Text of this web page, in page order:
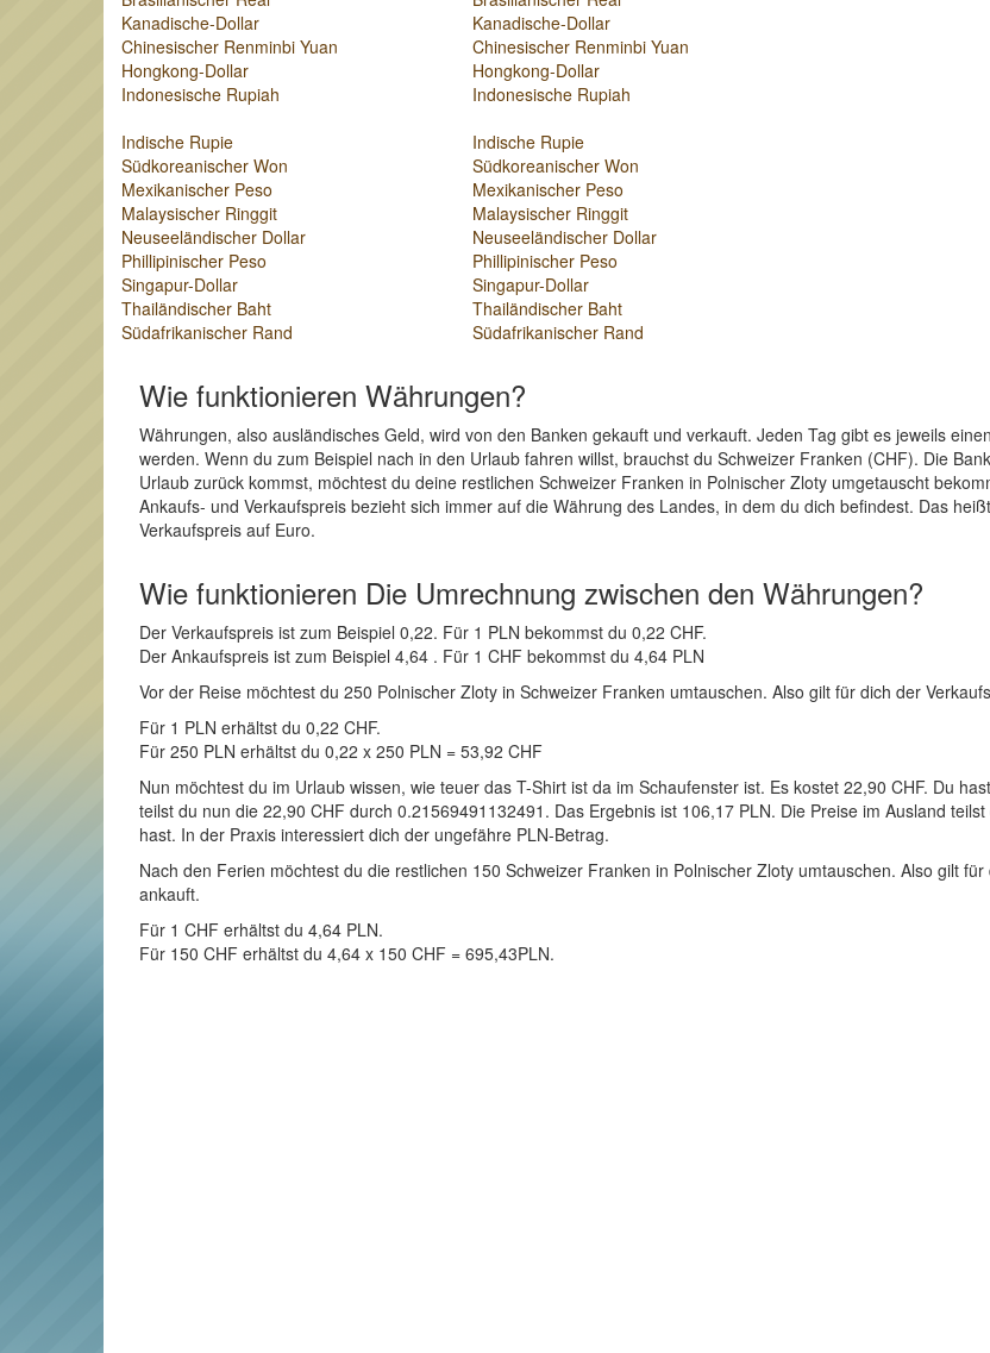
Kanadische-Dollar
Chinesischer Renminbi Yuan
Hongkong-Dollar
Indonesische Rupiah
Indische Rupie
Südkoreanischer Won
Mexikanischer Peso
Malaysischer Ringgit
Neuseeländischer Dollar
Phillipinischer Peso
Singapur-Dollar
Thailändischer Baht
Südafrikanischer Rand
Kanadische-Dollar
Chinesischer Renminbi Yuan
Hongkong-Dollar
Indonesische Rupiah
Indische Rupie
Südkoreanischer Won
Mexikanischer Peso
Malaysischer Ringgit
Neuseeländischer Dollar
Phillipinischer Peso
Singapur-Dollar
Thailändischer Baht
Südafrikanischer Rand
Wie funktionieren Währungen?
Währungen, also ausländisches Geld, wird von den Banken gekauft und verkauft. Jeden Tag gibt es jeweils
werden. Wenn du zum Beispiel nach in den Urlaub fahren willst, brauchst du Schweizer Franken (CHF). Die
Urlaub zurück kommst, möchtest du deine restlichen Schweizer Franken in Polnischer Zloty umgetauscht
Ankaufs- und Verkaufspreis bezieht sich immer auf die Währung des Landes, in dem du dich befindest. Das
Verkaufspreis auf Euro.
Wie funktionieren Die Umrechnung zwischen den Währungen?
Der Verkaufspreis ist zum Beispiel 0,22. Für 1 PLN bekommst du 0,22 CHF.
Der Ankaufspreis ist zum Beispiel 4,64 . Für 1 CHF bekommst du 4,64 PLN
Vor der Reise möchtest du 250 Polnischer Zloty in Schweizer Franken umtauschen. Also gilt für dich der
Für 1 PLN erhältst du 0,22 CHF.
Für 250 PLN erhältst du 0,22 x 250 PLN = 53,92 CHF
Nun möchtest du im Urlaub wissen, wie teuer das T-Shirt ist da im Schaufenster ist. Es kostet 22,90 CHF. Du
teilst du nun die 22,90 CHF durch 0.21569491132491. Das Ergebnis ist 106,17 PLN. Die Preise im Ausland
hast. In der Praxis interessiert dich der ungefähre PLN-Betrag.
Nach den Ferien möchtest du die restlichen 150 Schweizer Franken in Polnischer Zloty umtauschen. Also gilt
ankauft.
Für 1 CHF erhältst du 4,64 PLN.
Für 150 CHF erhältst du 4,64 x 150 CHF = 695,43PLN.